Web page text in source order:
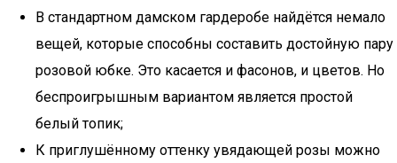
В стандартном дамском гардеробе найдётся немало
вещей, которые способны составить достойную пару
розовой юбке. Это касается и фасонов, и цветов. Но
беспроигрышным вариантом является простой
белый топик;
К приглушённому оттенку увядающей розы можно